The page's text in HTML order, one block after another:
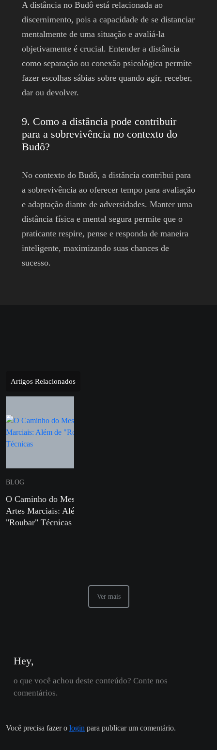
A distância no Budô está relacionada ao
discernimento, pois a capacidade de se distanciar
mentalmente de uma situação e avaliá-la
objetivamente é crucial. Entender a distância
como separação ou conexão psicológica permite
fazer escolhas sábias sobre quando agir, receber,
dar ou devolver.
9. Como a distância pode contribuir
para a sobrevivência no contexto do
Budô?
No contexto do Budô, a distância contribui para
a sobrevivência ao oferecer tempo para avaliação
e adaptação diante de adversidades. Manter uma
distância física e mental segura permite que o
praticante respire, pense e responda de maneira
inteligente, maximizando suas chances de
sucesso.
Artigos Relacionados
BLOG
O Caminho do Mestre em
Artes Marciais: Além de
"Roubar" Técnicas
Ver mais
Hey,
o que você achou deste conteúdo? Conte nos
comentários.
Você precisa fazer o login para publicar um comentário.